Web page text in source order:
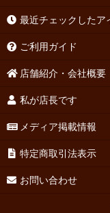
1956年のワイン(昭和
印も可!
最近チェックしたア
ご利用ガイド
店舗紹介・会社概要
私が店長です
メディア掲載情報
特定商取引法表示
お問い合わせ